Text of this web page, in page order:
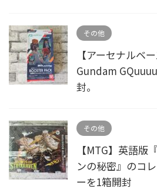
その他
【アーセナルベ
Gundam
封。
その他
【MTG】英語版
ンの秘密』のコ
ーを1箱開封